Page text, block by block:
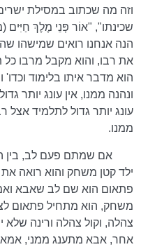
וזה מה שכתוב במסילת
שכינתו", "אוֹר פְּנֵי מֶלֶךְ
הנה אנחנו רואים שמישהו
את רבו, והוא מקבל מרבו כל
הוא מדבר איתו בלימוד
ונהנה ממנו, אין עונג יותר
עונג יותר גדול לתלמיד
ממנו.
אם שמתם פעם לב, בין
ילד קטן משחק והוא רואה
פתאום הוא שם לב שאבא
משחק, הוא מתחיל פתאום
צהלה, וקול צהלה ורינה
אחר, אבא מתענג ממני,